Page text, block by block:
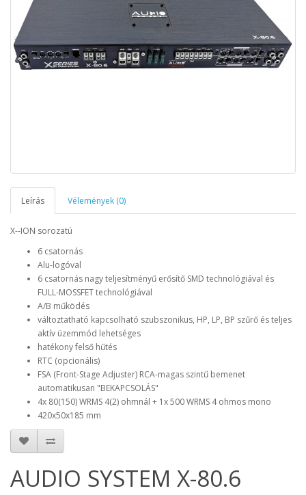
Leírás Vélemények (0)
X--ION sorozatú
6 csatornás
Alu-logóval
6 csatornás nagy teljesítményű erősítő SMD technológiával és
FULL-MOSSFET technológiával
A/B működés
változtatható kapcsolható szubszonikus, HP, LP, BP szűrő és teljes
aktív üzemmód lehetséges
hatékony felső hűtés
RTC (opcionális)
FSA (Front-Stage Adjuster) RCA-magas szintű bemenet
automatikusan "BEKAPCSOLÁS"
4x 80(150) WRMS 4(2) ohmnál + 1x 500 WRMS 4 ohmos mono
420x50x185 mm
AUDIO SYSTEM X-80.6